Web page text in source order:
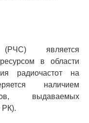
(РЧС) является
в области
радиочастот на
наличием
выдаваемых
РК).